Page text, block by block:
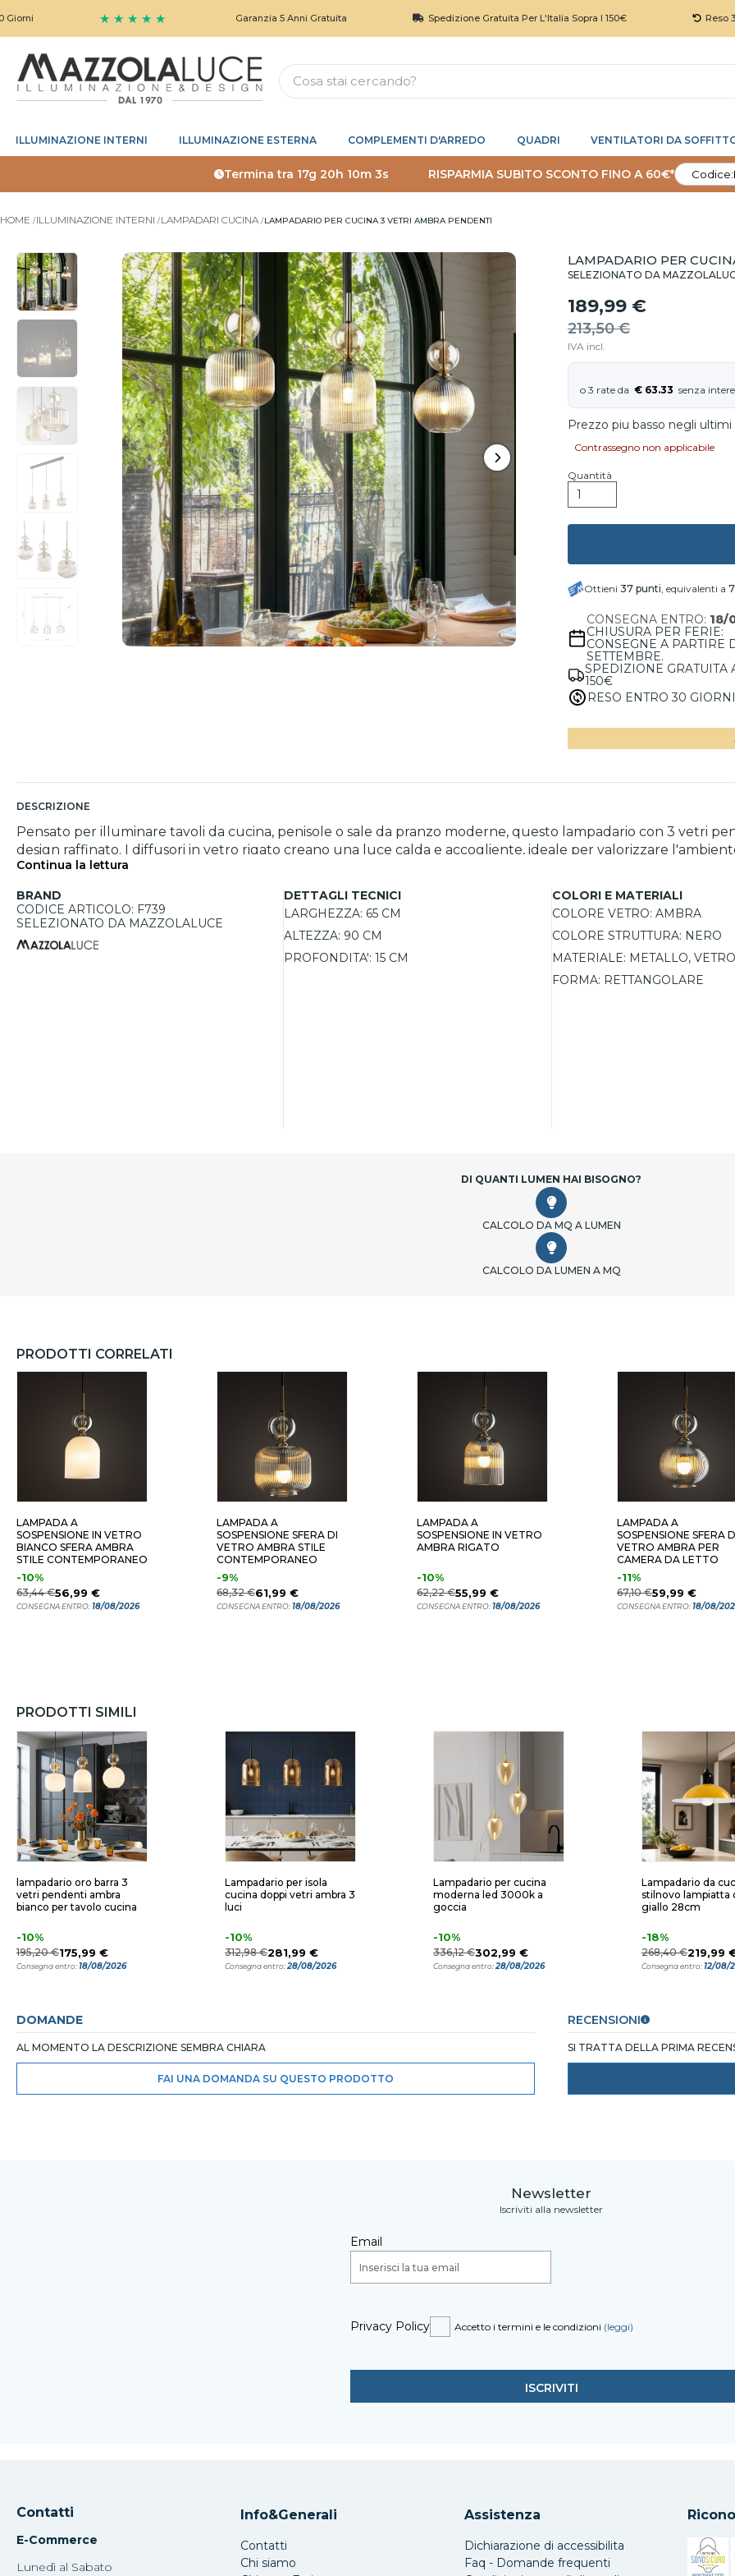
★ ★ ★ ★ ★ Garanzia 5 Anni Gratuita Spedizione Gratuita Per L'Italia Sopra I 150€ Reso 30 Giorni
ILLUMINAZIONE INTERNI ILLUMINAZIONE ESTERNA COMPLEMENTI D'ARREDO QUADRI VENTILATORI DA
Termina tra 17g 20h 10m 3s RISPARMIA SUBITO SCONTO FINO A 60€* Codice:
HOME ILLUMINAZIONE INTERNI LAMPADARI CUCINA LAMPADARIO PER CUCINA 3 VETRI AMBRA PENDENTI
LAMPADARIO PER
SELEZIONATO DA
189,99 €
213,50 €
IVA incl.
€ 63.33
Prezzo piu basso negli
Contrassegno non applicabile
Quantità
Ottieni 37 punti, equivalenti a
CONSEGNA ENTRO: 18/
CHIUSURA PER FERIE:
CONSEGNE A PARTIRE
SETTEMBRE.
SPEDIZIONE GRATUITA
150€
RESO ENTRO 30 GIORNI
DESCRIZIONE
Pensato per illuminare tavoli da cucina, penisole o sale da pranzo moderne, questo lampadario con 3 vetri
design raffinato. I diffusori in vetro rigato creano una luce calda e accogliente, ideale per valorizzare
con dettagli dorati si inserisce facilmente in contesti contemporanei, industriali o glamour. I cavi regolabili
Compatibile con 3 lampadine E14 con potenza elettrica massima LED 10W.
Continua la lettura
BRAND
CODICE ARTICOLO: F739
SELEZIONATO DA MAZZOLALUCE
DETTAGLI TECNICI
LARGHEZZA: 65 CM
ALTEZZA: 90 CM
PROFONDITA': 15 CM
COLORI E MATERIALI
COLORE VETRO: AMBRA
COLORE STRUTTURA: NERO
MATERIALE: METALLO, VETRO
FORMA: RETTANGOLARE
DI QUANTI LUMEN HAI BISOGNO?
CALCOLO DA MQ A LUMEN
CALCOLO DA LUMEN A MQ
PRODOTTI CORRELATI
LAMPADA A
SOSPENSIONE IN VETRO
BIANCO SFERA AMBRA
STILE CONTEMPORANEO
-10%
63,44 €56,99 €
CONSEGNA ENTRO:18/08/2026
LAMPADA A
SOSPENSIONE SFERA DI
VETRO AMBRA STILE
CONTEMPORANEO
-9%
68,32 €61,99 €
CONSEGNA ENTRO:18/08/2026
LAMPADA A
SOSPENSIONE IN VETRO
AMBRA RIGATO
-10%
62,22 €55,99 €
CONSEGNA ENTRO:18/08/2026
LAMPADA A
SOSPENSIONE SFERA
VETRO AMBRA PER
CAMERA DA LETTO
-11%
67,10 €59,99 €
CONSEGNA ENTRO:18/08/
PRODOTTI SIMILI
lampadario oro barra 3
vetri pendenti ambra
bianco per tavolo cucina
-10%
195,20 €175,99 €
Consegna entro:18/08/2026
Lampadario per isola
cucina doppi vetri ambra 3
luci
-10%
312,98 €281,99 €
Consegna entro:28/08/2026
Lampadario per cucina
moderna led 3000k a
goccia
-10%
336,12 €302,99 €
Consegna entro:28/08/2026
Lampadario da
stilnovo lampiatta
giallo 28cm
-18%
268,40 €219,99
Consegna entro:12/08/
DOMANDE
AL MOMENTO LA DESCRIZIONE SEMBRA CHIARA
FAI UNA DOMANDA SU QUESTO PRODOTTO
RECENSIONI
SI TRATTA DELLA PRIMA
Newsletter
Iscriviti alla newsletter
Email
Privacy Policy Accetto i termini e le condizioni (leggi)
Contatti
E-Commerce
Lunedì al Sabato
Info&Generali
Contatti
Chi siamo
Assistenza
Dichiarazione di accessibilita
Faq - Domande frequenti